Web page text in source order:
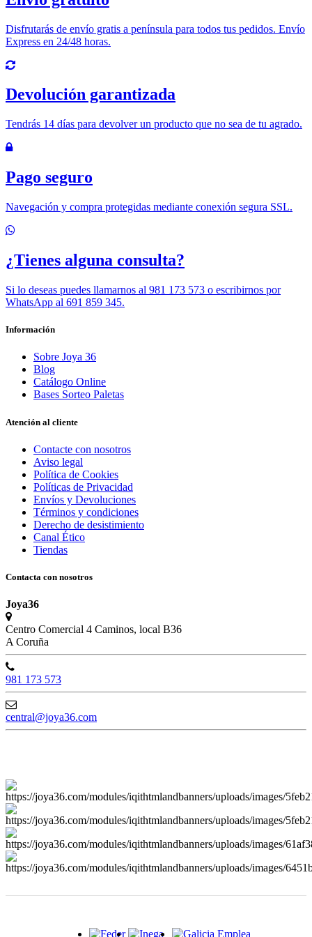
Disfrutarás de envío gratis a península para todos tus pedidos. Envío
Express en 24/48 horas.
Devolución garantizada
Tendrás 14 días para devolver un producto que no sea de tu agrado.
Pago seguro
Navegación y compra protegidas mediante conexión segura SSL.
¿Tienes alguna consulta?
Si lo deseas puedes llamarnos al 981 173 573 o escribirnos por
WhatsApp al 691 859 345.
Información
Sobre Joya 36
Blog
Catálogo Online
Bases Sorteo Paletas
Atención al cliente
Contacte con nosotros
Aviso legal
Política de Cookies
Políticas de Privacidad
Envíos y Devoluciones
Términos y condiciones
Derecho de desistimiento
Canal Ético
Tiendas
Contacta con nosotros
Joya36
Centro Comercial 4 Caminos, local B36
A Coruña
981 173 573
central@joya36.com